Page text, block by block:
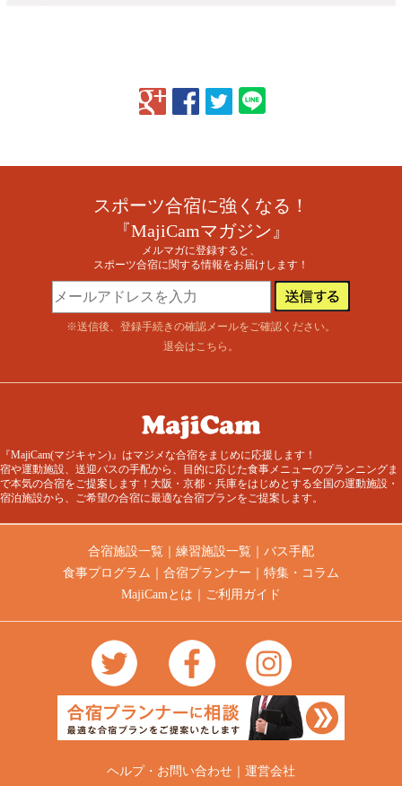
スポーツ合宿に強くなる！
『MajiCamマガジン』
メルマガに登録すると、
スポーツ合宿に関する情報をお届けします！
※送信後、登録手続きの確認メールをご確認ください。
退会はこちら 。
『MajiCam(マジキャン)』はマジメな合宿をまじめに応援します！
宿や運動施設、送迎バスの手配から、目的に応じた食事メニューのプランニングま
で本気の合宿をご提案します！大阪・京都・兵庫をはじめとする全国の運動施設・
宿泊施設から、ご希望の合宿に最適な合宿プランをご提案します。
合宿施設一覧 練習施設一覧
バス手配
食事プログラム
合宿プランナー
特集・コラム
MajiCamとは
ご利用ガイド
ヘルプ・お問い合わせ
運営会社